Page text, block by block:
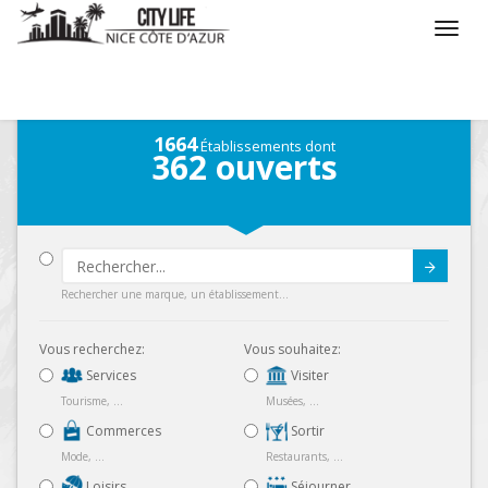
1664Établissements dont
362 ouverts
Rechercher une marque, un établissement...
Vous recherchez:
Services
Tourisme, ...
Commerces
Mode, ...
Vous souhaitez:
Visiter
Musées, ...
Sortir
Restaurants, ...